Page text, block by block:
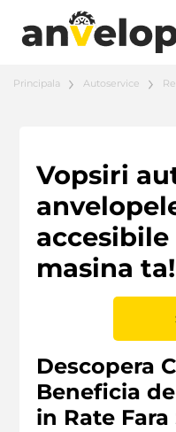
Principala Autoservice
Vopsiri
masina ta!
Descopera
Beneficia de
in Rate Fara